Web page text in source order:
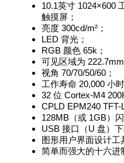
10.1英寸 1024×600
触摸屏；
亮度 300cd/m²；
LED 背光；
RGB 颜色 65k；
可见区域为
视角 70/70/50/60；
工作寿命 20,000 小时
32 位 Cortex-M4
CPLD EPM240 TFT-
128MB（或 1GB）闪
USB 接口（U 盘）下
图形用户界面设计工
简单而强大的十六进